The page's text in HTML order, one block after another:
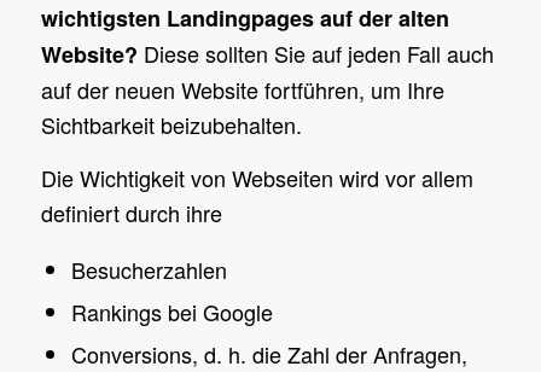
wichtigsten Landingpages auf der alten
Website? Diese sollten Sie auf jeden Fall auch
auf der neuen Website fortführen, um Ihre
Sichtbarkeit beizubehalten.
Die Wichtigkeit von Webseiten wird vor allem
definiert durch ihre
Besucherzahlen
Rankings bei Google
Conversions, d. h. die Zahl der Anfragen,